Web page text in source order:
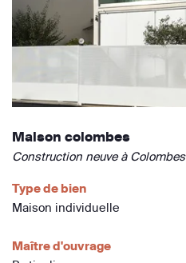
Maison colombes
Construction neuve à Colombes
Type de bien
Maison individuelle
Maître d'ouvrage